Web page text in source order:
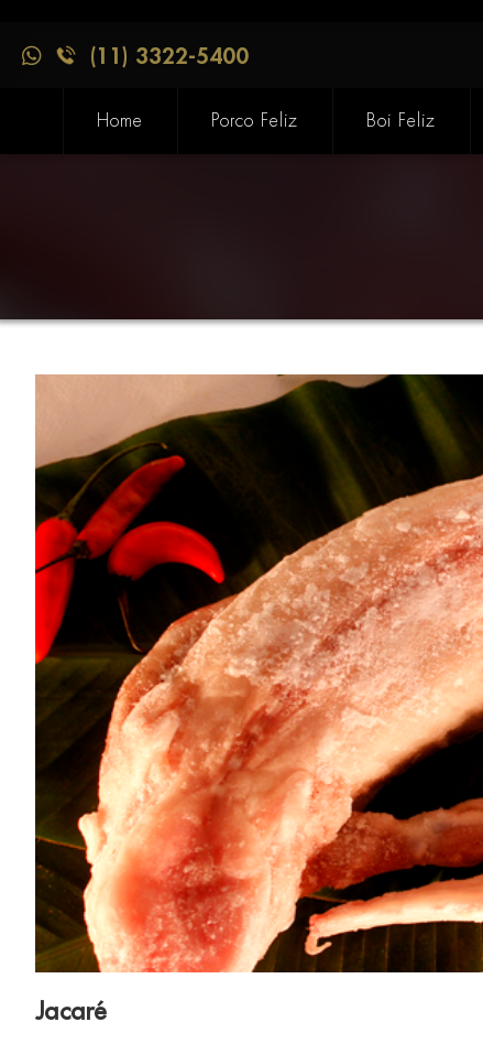
(11) 3322-5400
Boi Feliz
Porco Feliz
Home
Jacaré